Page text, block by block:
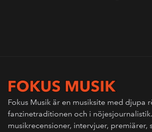
Fokus Musik är en musiksite med djupa
fanzinetraditionen och i
musikrecensioner, intervjuer, premiärer,